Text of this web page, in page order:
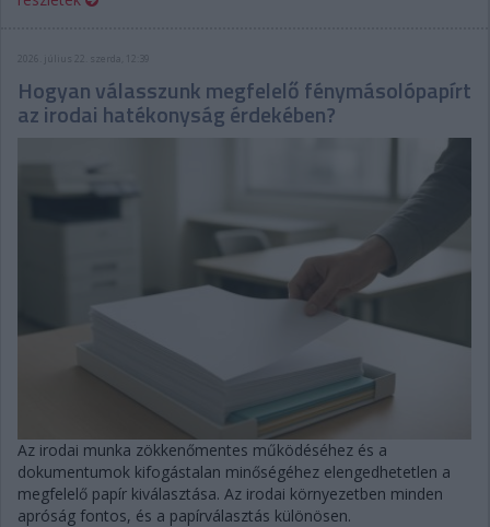
2026. július 22. szerda, 12:39
Hogyan válasszunk megfelelő fénymásolópapírt
az irodai hatékonyság érdekében?
Az irodai munka zökkenőmentes működéséhez és a
dokumentumok kifogástalan minőségéhez elengedhetetlen a
megfelelő papír kiválasztása. Az irodai környezetben minden
apróság fontos, és a papírválasztás különösen.